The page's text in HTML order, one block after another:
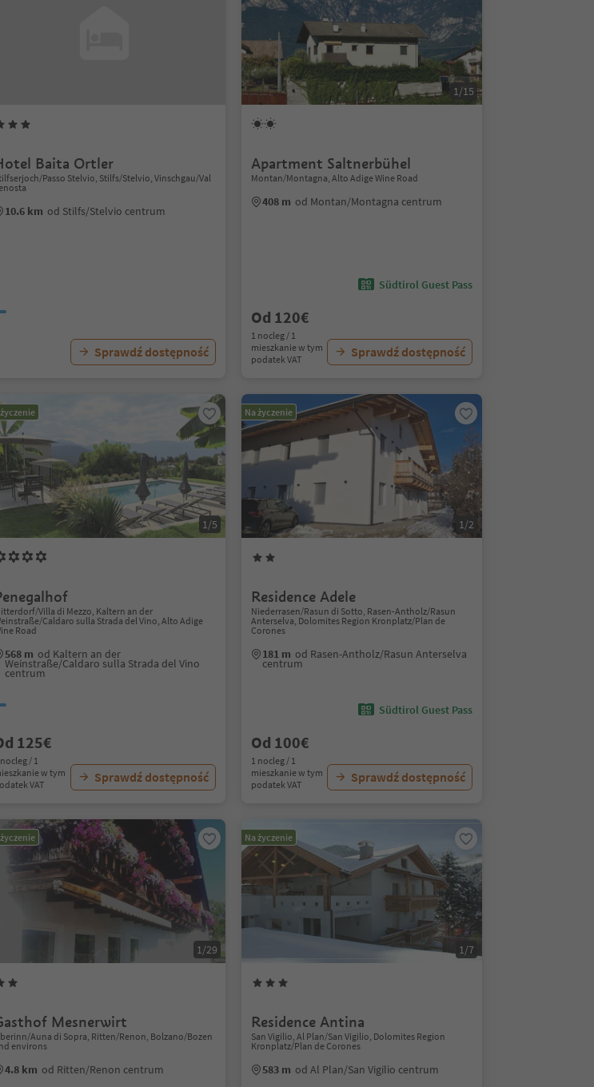
Baita Ortler
Passo Stelvio, Stilfs/Stelvio, Vinschgau/Val
10.6 km od Stilfs/Stelvio centrum
Sprawdź dostępność
1/15
Apartment Saltnerbühel
Montan/Montagna, Alto Adige Wine Road
408 m od Montan/Montagna centrum
Südtirol Guest Pass
Od 120€
1 nocleg / 1
mieszkanie w tym
podatek VAT
Sprawdź dostępność
1/5
Villa di Mezzo, Kaltern an der
Caldaro sulla Strada del Vino, Alto Adige
Road
568 m od Kaltern an der
Weinstraße/Caldaro sulla Strada del Vino
centrum
125€
/ 1
w tym
VAT
Sprawdź dostępność
Na życzenie
1/2
Residence Adele
Niederrasen/Rasun di Sotto, Rasen-Antholz/Rasun
Anterselva, Dolomites Region Kronplatz/Plan de
Corones
181 m od Rasen-Antholz/Rasun Anterselva
centrum
Südtirol Guest Pass
Od 100€
1 nocleg / 1
mieszkanie w tym
podatek VAT
Sprawdź dostępność
1/29
Mesnerwirt
Auna di Sopra, Ritten/Renon, Bolzano/Bozen
environs
4.8 km od Ritten/Renon centrum
Na życzenie
1/7
Residence Antina
San Vigilio, Al Plan/San Vigilio, Dolomites Region
Kronplatz/Plan de Corones
583 m od Al Plan/San Vigilio centrum